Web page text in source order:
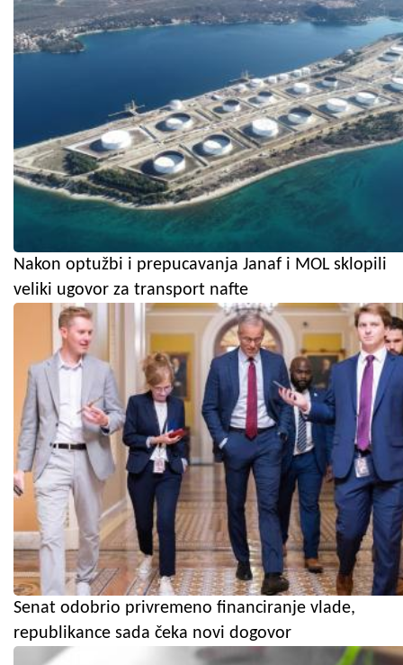
Nakon optužbi i prepucavanja Janaf i MOL sklopili
veliki ugovor za transport nafte
Senat odobrio privremeno financiranje vlade,
republikance sada čeka novi dogovor